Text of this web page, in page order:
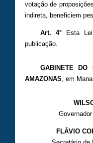
votação de
indireta, beneficiem
Art. 4°Esta Lei
publicação.
GABINETE DO
AMAZONAS, em
FLÁVIO